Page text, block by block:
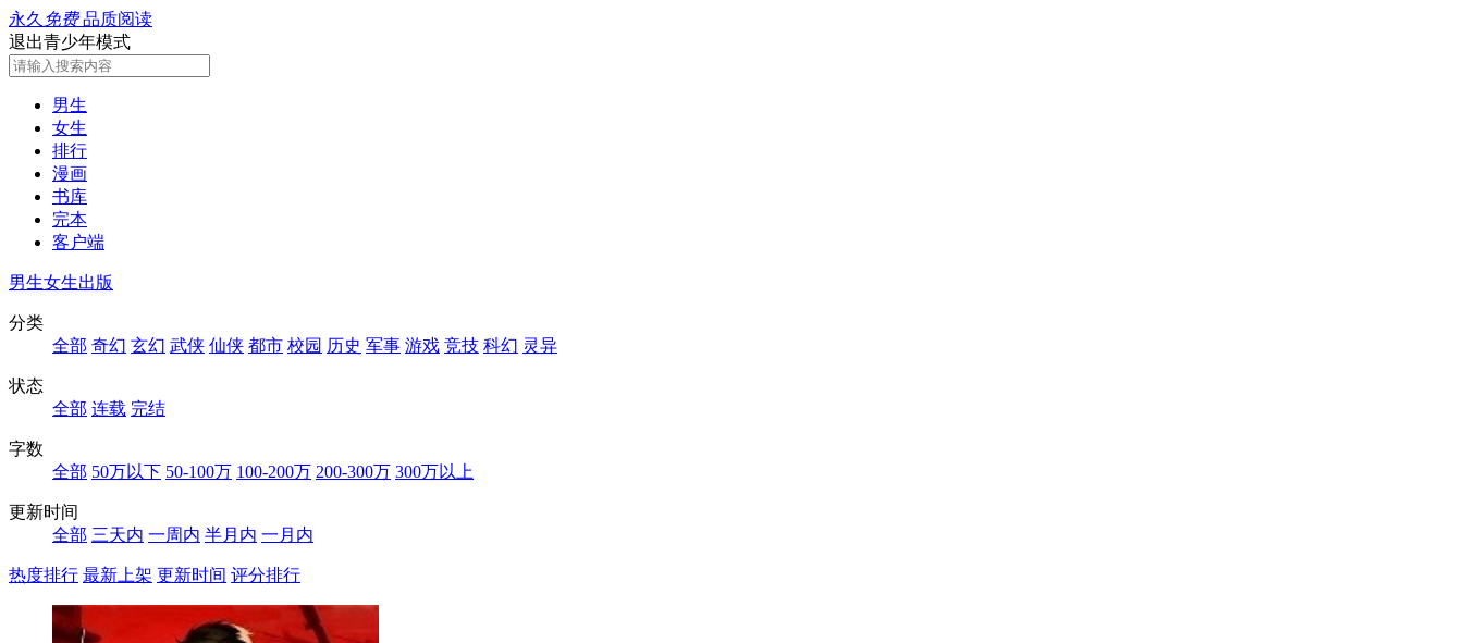
永久 免费品质阅读
退出青少年模式
男生
女生
排行
漫画
书库
完本
客户端
男生女生出版
分类
全部 奇幻 玄幻 武侠 仙侠 都市 校园 历史 军事 游戏 竞技 科幻 灵异
状态
全部 连载 完结
字数
全部 50万以下 50-100万 100-200万 200-300万 300万以上
更新时间
全部 三天内 一周内 半月内 一月内
热度排行 最新上架 更新时间 评分排行